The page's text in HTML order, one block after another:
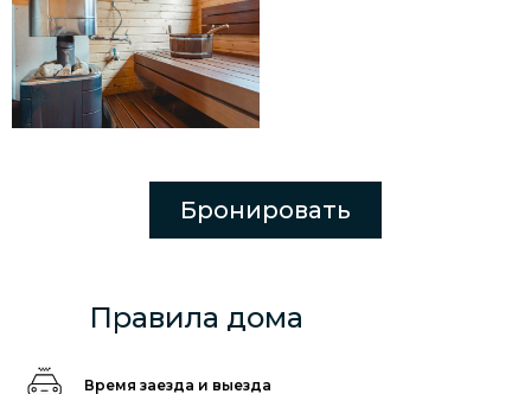
Бронировать
Правила дома
Время заезда и выезда